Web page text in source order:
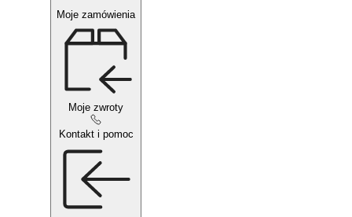
Moje zamówienia
Moje zwroty
Kontakt i pomoc